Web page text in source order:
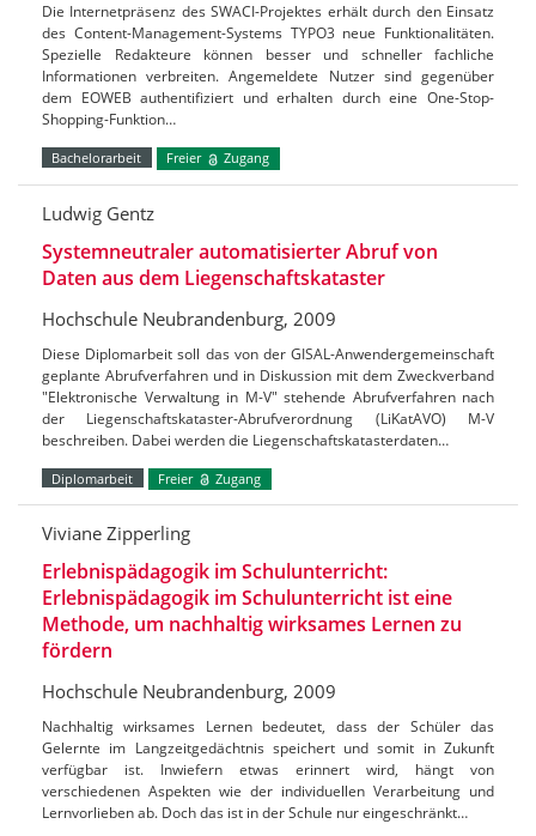
Die Internetpräsenz des SWACI-Projektes erhält durch den Einsatz
des Content-Management-Systems TYPO3 neue Funktionalitäten.
Spezielle Redakteure können besser und schneller fachliche
Informationen verbreiten. Angemeldete Nutzer sind gegenüber
dem EOWEB authentifiziert und erhalten durch eine One-Stop-
Shopping-Funktion…
Bachelorarbeit Freier Zugang
Ludwig Gentz
Systemneutraler automatisierter Abruf von
Daten aus dem Liegenschaftskataster
Hochschule Neubrandenburg, 2009
Diese Diplomarbeit soll das von der GISAL-Anwendergemeinschaft
geplante Abrufverfahren und in Diskussion mit dem Zweckverband
"Elektronische Verwaltung in M-V" stehende Abrufverfahren nach
der Liegenschaftskataster-Abrufverordnung (LiKatAVO) M-V
beschreiben. Dabei werden die Liegenschaftskatasterdaten…
Diplomarbeit Freier Zugang
Viviane Zipperling
Erlebnispädagogik im Schulunterricht:
Erlebnispädagogik im Schulunterricht ist eine
Methode, um nachhaltig wirksames Lernen zu
fördern
Hochschule Neubrandenburg, 2009
Nachhaltig wirksames Lernen bedeutet, dass der Schüler das
Gelernte im Langzeitgedächtnis speichert und somit in Zukunft
verfügbar ist. Inwiefern etwas erinnert wird, hängt von
verschiedenen Aspekten wie der individuellen Verarbeitung und
Lernvorlieben ab. Doch das ist in der Schule nur eingeschränkt…